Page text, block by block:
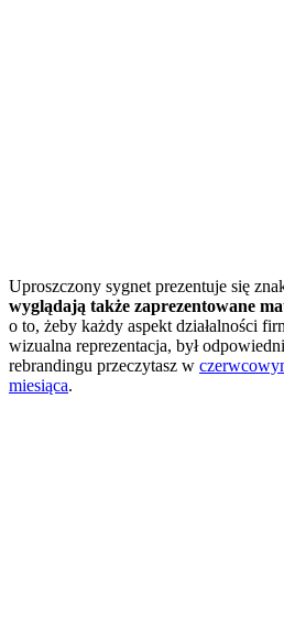
Uproszczony sygnet prezentuje się
wyglądają także zaprezentowane
o to, żeby każdy aspekt działalności
wizualna reprezentacja, był
rebrandingu przeczytasz w
miesiąca.